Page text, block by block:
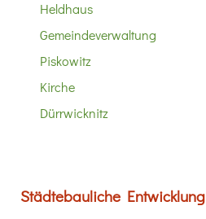
Heldhaus
Gemeindeverwaltung
Piskowitz
Kirche
Dürrwicknitz
Städtebauliche Entwicklung